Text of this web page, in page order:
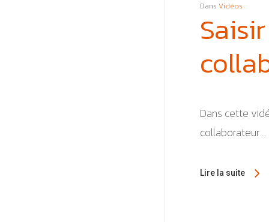
Dans Vidéos
Dans cette
collaborateur…
Lire la suite